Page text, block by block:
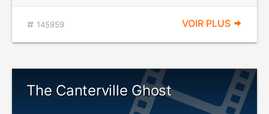
145959 VOIR PLUS
The Canterville Ghost